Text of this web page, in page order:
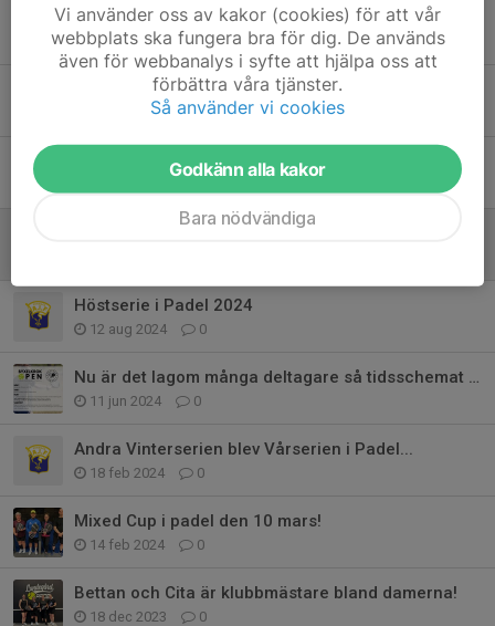
15 dec 2024 0
Vinterpadel med gruppspel
19 nov 2024 0
Novemberpadel med gruppspel
Höstserie i Padel 2024
12 aug 2024 0
Nu är det lagom många deltagare så tidsschemat håller...
11 jun 2024 0
Andra Vinterserien blev Vårserien i Padel...
18 feb 2024 0
Mixed Cup i padel den 10 mars!
14 feb 2024 0
Bettan och Cita är klubbmästare bland damerna!
18 dec 2023 0
Vi använder oss av kakor (cookies) för att vår
webbplats ska fungera bra för dig. De används
även för webbanalys i syfte att hjälpa oss att
förbättra våra tjänster.
Så använder vi cookies
Godkänn alla kakor
Bara nödvändiga